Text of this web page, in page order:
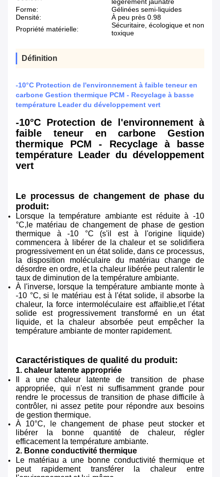
légèrement jaunâtre
Forme:
Gélinées semi-liquides
Densité:
À peu près 0.98
Propriété matérielle:
Sécuritaire, écologique et non
toxique
Définition
-10°C Protection de l'environnement à faible teneur en
carbone Gestion thermique PCM - Recyclage à basse
température Leader du développement vert
-10°C Protection de l'environnement à
faible teneur en carbone Gestion
thermique PCM - Recyclage à basse
température Leader du développement
vert
Le processus de changement de phase du
produit:
Lorsque la température ambiante est réduite à -10
°C,le matériau de changement de phase de gestion
thermique à -10 °C (s'il est à l'origine liquide)
commencera à libérer de la chaleur et se solidifiera
progressivement en un état solide, dans ce processus,
la disposition moléculaire du matériau change de
désordre en ordre, et la chaleur libérée peut ralentir le
taux de diminution de la température ambiante.
À l'inverse, lorsque la température ambiante monte à
-10 °C, si le matériau est à l'état solide, il absorbe la
chaleur, la force intermoléculaire est affaiblie,et l'état
solide est progressivement transformé en un état
liquide, et la chaleur absorbée peut empêcher la
température ambiante de monter rapidement.
Caractéristiques de qualité du produit:
1. chaleur latente appropriée
Il a une chaleur latente de transition de phase
appropriée, qui n'est ni suffisamment grande pour
rendre le processus de transition de phase difficile à
contrôler, ni assez petite pour répondre aux besoins
de gestion thermique.
À 10°C, le changement de phase peut stocker et
libérer la bonne quantité de chaleur, régler
efficacement la température ambiante.
2. Bonne conductivité thermique
Le matériau a une bonne conductivité thermique et
peut rapidement transférer la chaleur entre